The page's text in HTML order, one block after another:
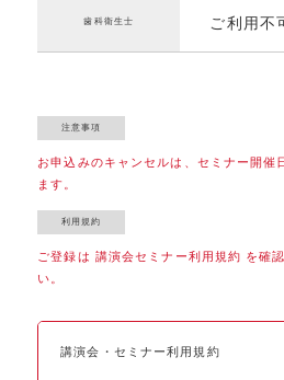
歯科衛生士 ご利用不
お申込みのキャンセルは、セミナー開催
ます。
ご登録は 講演会セミナー利用規約 を確
い。
講演会・セミナー利用規約